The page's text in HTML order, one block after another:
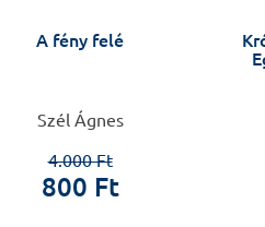
A fény felé
Szél Ágnes
4.000 Ft
800 Ft